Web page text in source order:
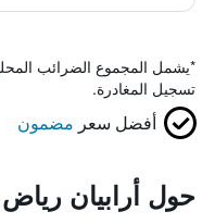
*يشمل المجموع الضرائب
تسجيل المغادرة.
أفضل سعر مضمون
حول أرابيان رياض